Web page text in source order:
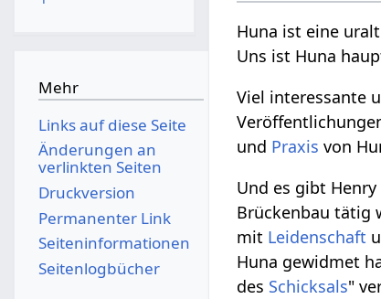
Huna ist eine
Uns ist Huna
Viel interessante
und Praxis von
Und es gibt
Brückenbau tätig
mit Leidenschaft
Huna gewidmet
des Schicksals"
Mehr
Links auf diese Seite
Änderungen an
verlinkten Seiten
Druckversion
Permanenter Link
Seiten­­informationen
Seitenlogbücher